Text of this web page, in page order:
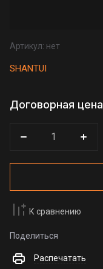
Артикул: нет
SHANTUI
Договорная цена
К сравнению
Поделиться
Распечатать